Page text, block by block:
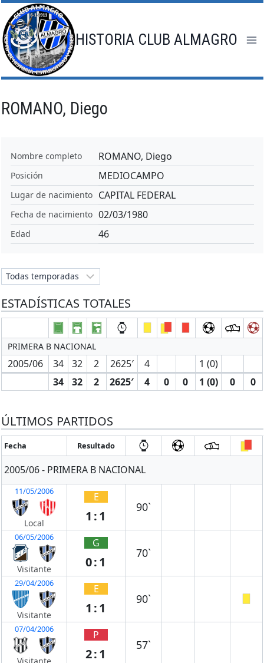
Saltar
al
contenido
HISTORIA CLUB ALMAGRO
ROMANO, Diego
Nombre completo ROMANO, Diego
Posición MEDIOCAMPO
Lugar de nacimiento CAPITAL FEDERAL
Fecha de nacimiento 02/03/1980
Edad 46
ESTADÍSTICAS TOTALES
PRIMERA B NACIONAL
2005/06 34 32 2 2625′ 4
1 (0)
34
32 2 2625′ 4 0 0 1 (0) 0 0
ÚLTIMOS PARTIDOS
Fecha Resultado
2005/06 - PRIMERA B NACIONAL
11/05/2006
Local
E
1:1
90`
06/05/2006
Visitante
G
0:1
70`
29/04/2006
Visitante
E
1:1
90`
07/04/2006
Visitante
P
2:1
57`